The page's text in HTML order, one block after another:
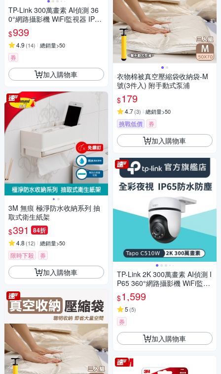
TP-Link 300萬畫素 AI偵測 36
0°網路攝影機 WiFi監視器 IPCA
M (雙向語音/支援512G /寵物/
嬰兒/長輩/Tapo C211）
$939
4.9 (14) 總銷量>50
券
加入購物車
3M 無痕 極淨防水收納系列 抽
取式衛生紙架
$391 84折
4.8 (12) 總銷量>50
限時下殺 券
加入購物車
衣物棉被真空壓縮袋收納袋-M
號(3件入) 附手動式泵浦
$179
4.7(3) 總銷量>50
挑戰低價 券
加入購物車
TP-Link 2K 300萬畫素 AI偵測 I
P65 360°網路攝影機 WiFi監視
器 IPCAM (雙向語音/全彩夜視/
Tapo C510W)
$1,599
5 (5)
券
加入購物車